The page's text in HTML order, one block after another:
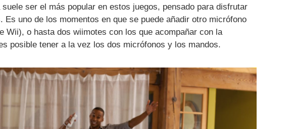
suele ser el más popular en estos juegos, pensado para disfrutar
Es uno de los momentos en que se puede añadir otro micrófono
Wii), o hasta dos wiimotes con los que acompañar con la
posible tener a la vez los dos micrófonos y los mandos.